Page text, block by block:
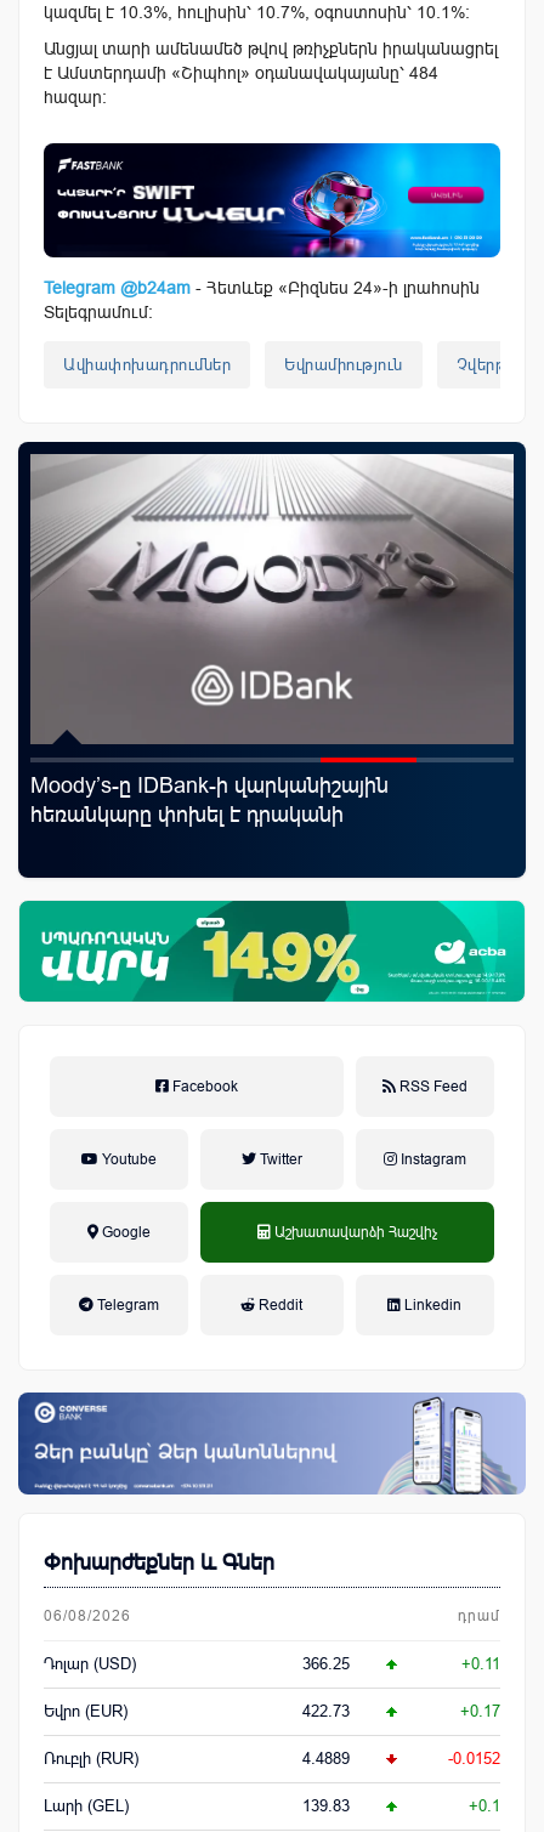
կազմել է 10.3%, հուլիսին՝ 10.7%, օգոստոսին՝ 10.1%:
Անցյալ տարի ամենամեծ թվով թռիչքներն իրականացրել
է Ամստերդամի «Շիպհոլ» օդանավակայանը՝ 484
հազար:
Telegram @b24am - Հետևեք «Բիզնես 24»-ի լրահոսին
Տելեգրամում:
Ավիափոխադրումներ Եվրամիություն Չվերթներ
Moody’s-ը IDBank-ի վարկանիշային
հեռանկարը փոխել է դրականի
Facebook RSS Feed
Youtube Twitter Instagram
Google Աշխատավարձի Հաշվիչ
Telegram Reddit Linkedin
Փոխարժեքներ և Գներ
06/08/2026 դրամ
Դոլար (USD) 366.25 +0.11
Եվրո (EUR) 422.73 +0.17
Ռուբլի (RUR) 4.4889 -0.0152
Լարի (GEL) 139.83 +0.1